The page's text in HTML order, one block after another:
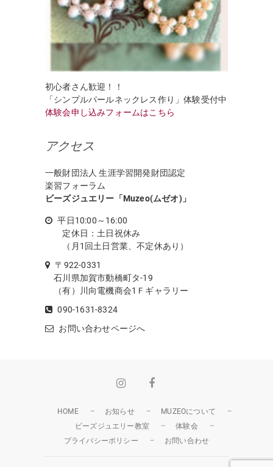
初心者さん歓迎！！
「シンプルパールネックレス作り」体験受付中
体験会申し込みフォームはこちら
アクセス
一般財団法人 生涯学習開発財団認定
楽習フォーラム
ビーズジュエリー「Muzeo(ムゼオ)」
平日10:00～16:00
定休日：土日祝休み
（月1回土日営業、不定休あり）
〒922-0331
石川県加賀市動橋町タ-19
（有）川向電機商会1Ｆギャラリー
090-1631-8324
お問い合わせページへ
InstagramFacebook
HOME お知らせ
MUZEOについて
ビーズジュエリー教室
体験会
プライバシーポリシー
お問い合わせ